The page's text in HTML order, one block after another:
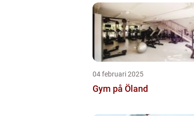
04 februari 2025
Gym på Öland